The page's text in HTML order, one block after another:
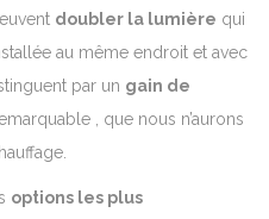
doubler la lumière qui
au même endroit et avec
par un gain de
, que nous n’aurons
options les plus